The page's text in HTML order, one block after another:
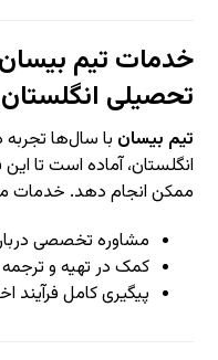
خدمات تیم
تحصیلی انگلستان
تیم بیسان با سال‌ها
انگلستان، آماده است تا
ممکن انجام دهد. خدمات
مشاوره تخصصی
کمک در تهیه و
پیگیری کامل فرآیند